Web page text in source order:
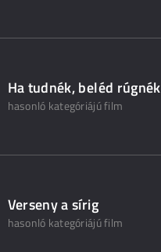
Ha tudnék, beléd rúgnék
hasonló kategóriájú film
Verseny a sírig
hasonló kategóriájú film